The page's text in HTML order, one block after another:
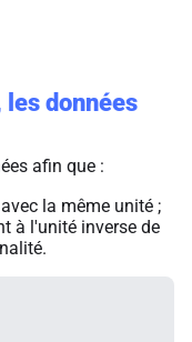
données
afin que :
la même unité ;
à l'unité inverse de